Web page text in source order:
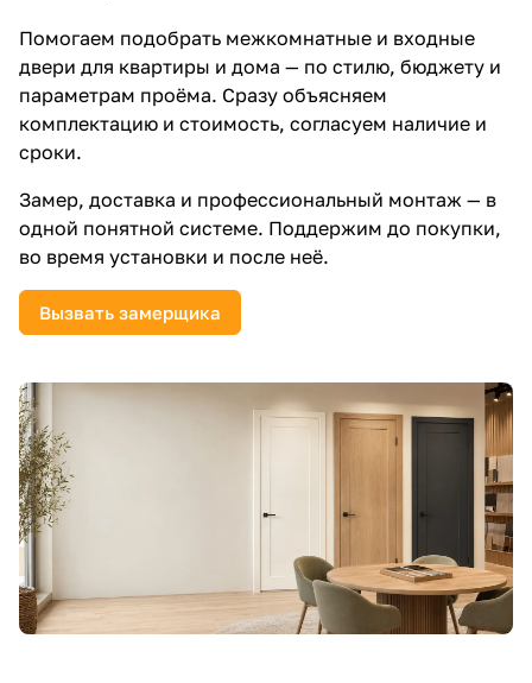
Помогаем подобрать межкомнатные и входные
двери для квартиры и дома — по стилю, бюджету и
параметрам проёма. Сразу объясняем
комплектацию и стоимость, согласуем наличие и
сроки.
Замер, доставка и профессиональный монтаж — в
одной понятной системе. Поддержим до покупки,
во время установки и после неё.
Вызвать замерщика